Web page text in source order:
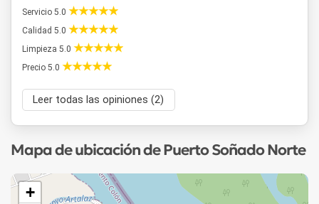
Servicio 5.0
Calidad 5.0
Limpieza 5.0
Precio 5.0
Leer todas las opiniones (2)
Mapa de ubicación de Puerto Soñado Norte
+